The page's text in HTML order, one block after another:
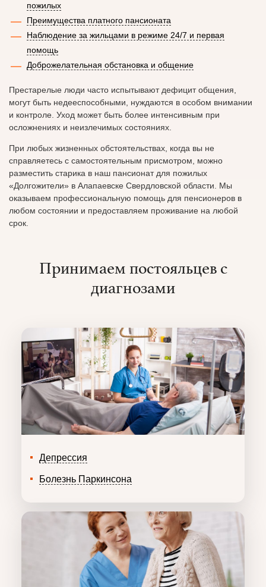
пожилых
Преимущества платного пансионата
Наблюдение за жильцами в режиме 24/7 и первая
помощь
Доброжелательная обстановка и общение
Престарелые люди часто испытывают дефицит общения,
могут быть недееспособными, нуждаются в особом внимании
и контроле. Уход может быть более интенсивным при
осложнениях и неизлечимых состояниях.
При любых жизненных обстоятельствах, когда вы не
справляетесь с самостоятельным присмотром, можно
разместить старика в наш пансионат для пожилых
«Долгожители» в Алапаевске Свердловской области. Мы
оказываем профессиональную помощь для пенсионеров в
любом состоянии и предоставляем проживание на любой
срок.
Принимаем постояльцев с
диагнозами
Депрессия
Болезнь Паркинсона